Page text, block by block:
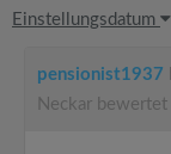
Einstellungsdatum
pensionist1937
Neckar bewertet